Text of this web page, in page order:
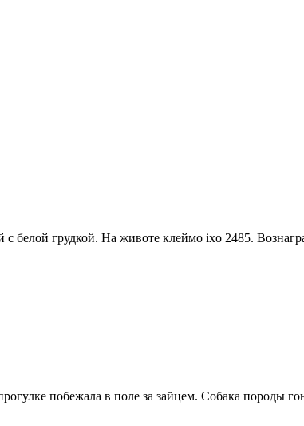
грудкой. На животе клеймо ixo 2485.
побежала в поле за зайцем. Собака породы